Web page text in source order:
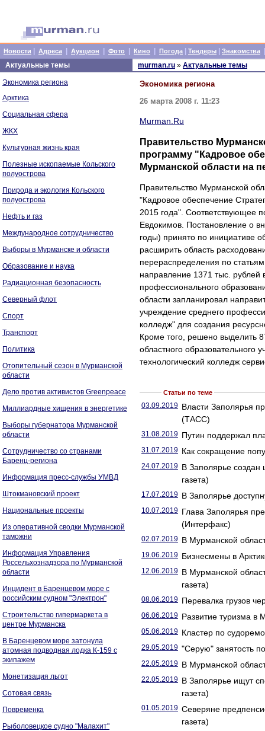
Новости Адреса Аукцион Фото Кино Погода Тендеры Знакомства
Актуальные темы
Экономика региона
Арктика
Социальная сфера
ЖКХ
Культурная жизнь края
Полезные ископаемые Кольского
полуострова
Природа и экология Кольского
полуострова
Нефть и газ
Международное сотрудничество
Выборы в Мурманске и области
Образование и наука
Радиационная безопасность
Северный флот
Спорт
Транспорт
Политика
Отопительный сезон в Мурманской
области
Дело против активистов Greenpeace
Миллиардные хищения в энергетике
Выборы губернатора Мурманской
области
Сотрудничество со странами
Баренц-региона
Информация пресс-службы УМВД
Штокмановский проект
Национальные проекты
Из оперативной сводки Мурманской
таможни
Информация Управления
Россельхознадзора по Мурманской
области
Инцидент в Баренцевом море с
российским судном "Электрон"
Строительство гипермаркета в
центре Мурманска
В Баренцевом море затонула
атомная подводная лодка К-159 с
экипажем
Монетизация льгот
Сотовая связь
Повременка
Рыболовецкое судно "Малахит"
murman.ru » Актуальные темы
Экономика региона
26 марта 2008 г. 11:23
Murman.Ru
Правительство
программу "Кадровое
Мурманской области на
Правительство Мурманской
"Кадровое обеспечение
2015 года". Соответствующее
Евдокимов. Постановление о
годы) принято по инициативе
расширить область
перераспределения по
направление 1371 тыс. рублей
профессионального
области запланировал
учреждение среднего
колледж" для создания
Кроме того, решено выделить
областного образовательного
технологический колледж
Статьи по теме
03.09.2019 Власти Заполярья
(ТАСС)
31.08.2019 Путин поддержал
31.07.2019 Как сокращение
24.07.2019 В Заполярье создан
газета)
17.07.2019 В Заполярье
10.07.2019 Глава Заполярья
(Интерфакс)
02.07.2019 В Мурманской
19.06.2019 Бизнесмены в
12.06.2019 В Мурманской
газета)
08.06.2019 Перевалка грузов
06.06.2019 Развитие туризма в
05.06.2019 Кластер по
29.05.2019 "Серую" занятость
22.05.2019 В Мурманской
22.05.2019 В Заполярье ищут
газета)
01.05.2019 Северяне
газета)